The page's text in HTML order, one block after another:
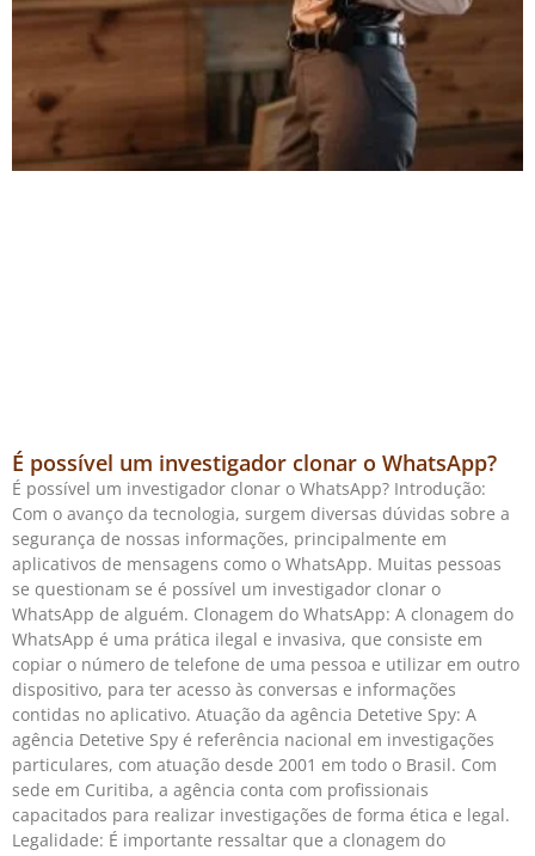
É possível um investigador clonar o WhatsApp?
É possível um investigador clonar o WhatsApp? Introdução:
Com o avanço da tecnologia, surgem diversas dúvidas sobre a
segurança de nossas informações, principalmente em
aplicativos de mensagens como o WhatsApp. Muitas pessoas
se questionam se é possível um investigador clonar o
WhatsApp de alguém. Clonagem do WhatsApp: A clonagem do
WhatsApp é uma prática ilegal e invasiva, que consiste em
copiar o número de telefone de uma pessoa e utilizar em outro
dispositivo, para ter acesso às conversas e informações
contidas no aplicativo. Atuação da agência Detetive Spy: A
agência Detetive Spy é referência nacional em investigações
particulares, com atuação desde 2001 em todo o Brasil. Com
sede em Curitiba, a agência conta com profissionais
capacitados para realizar investigações de forma ética e legal.
Legalidade: É importante ressaltar que a clonagem do